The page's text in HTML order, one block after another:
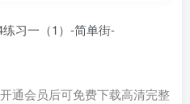
通会员后可免费下载高清完整